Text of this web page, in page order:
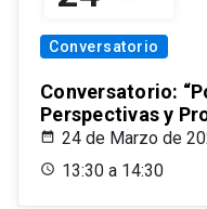
Conversatorio
Conversatorio:
Perspectivas y
24 de Marzo de
13:30 a 14:30